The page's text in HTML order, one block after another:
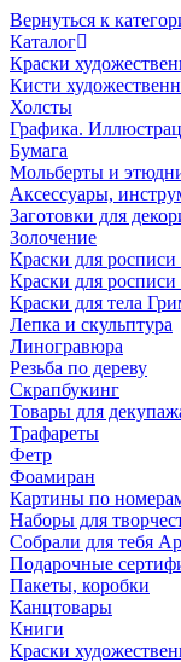
Вернуться к
Каталог
Краски
Кисти
Холсты
Графика.
Бумага
Мольберты и
Аксессуары,
Заготовки для
Золочение
Краски для росписи
Краски для росписи
Краски для тела
Лепка и скульптура
Линогравюра
Резьба по дереву
Скрапбукинг
Товары для
Трафареты
Фетр
Фоамиран
Картины по
Наборы для
Собрали для тебя
Подарочные
Пакеты, коробки
Канцтовары
Книги
Краски